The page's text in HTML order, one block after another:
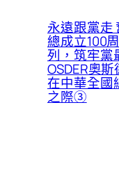
永遠跟黨走
總成立100
列，筑牢黨
OSDER奧
在中華全國
之際③